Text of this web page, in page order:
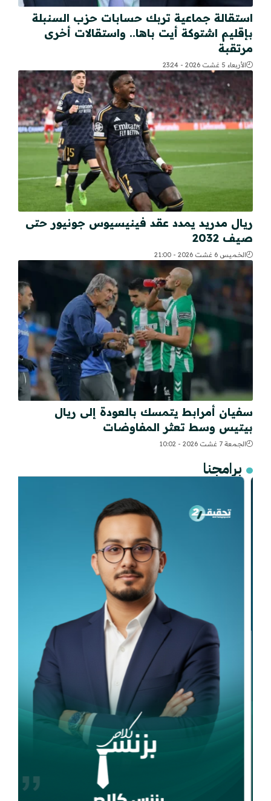
استقالة جماعية تربك حسابات حزب السنبلة
بإقليم اشتوكة أيت باها.. واستقالات أخرى
مرتقبة
الأربعاء 5 غشت 2026 - 23:24
ريال مدريد يمدد عقد فينيسيوس جونيور حتى
صيف 2032
الخميس 6 غشت 2026 - 21:00
سفيان أمرابط يتمسك بالعودة إلى ريال
بيتيس وسط تعثر المفاوضات
الجمعة 7 غشت 2026 - 10:02
برامجنا